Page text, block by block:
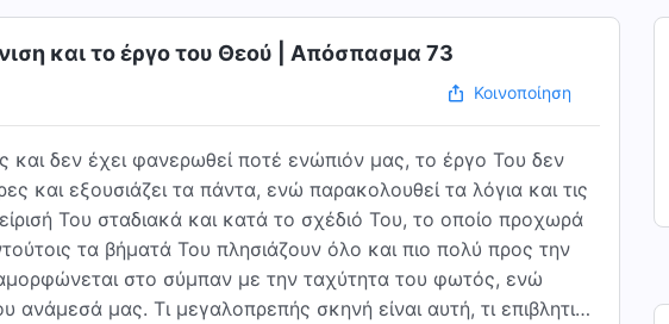
και το έργο του Θεού | Απόσπασμα 73
Κοινοποίηση
και δεν έχει φανερωθεί ποτέ ενώπιόν μας, το έργο Του δεν
και εξουσιάζει τα πάντα, ενώ παρακολουθεί τα λόγια και τις
Του σταδιακά και κατά το σχέδιό Του, το οποίο προχωρά
τα βήματά Του πλησιάζουν όλο και πιο πολύ προς την
στο σύμπαν με την ταχύτητα του φωτός, ενώ
μας. Τι μεγαλοπρεπής σκηνή είναι αυτή, τι επιβλητική